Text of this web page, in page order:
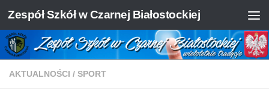
Skip to content
Zespół Szkół w Czarnej Białostockiej
AKTUALNOŚCI / SPORT